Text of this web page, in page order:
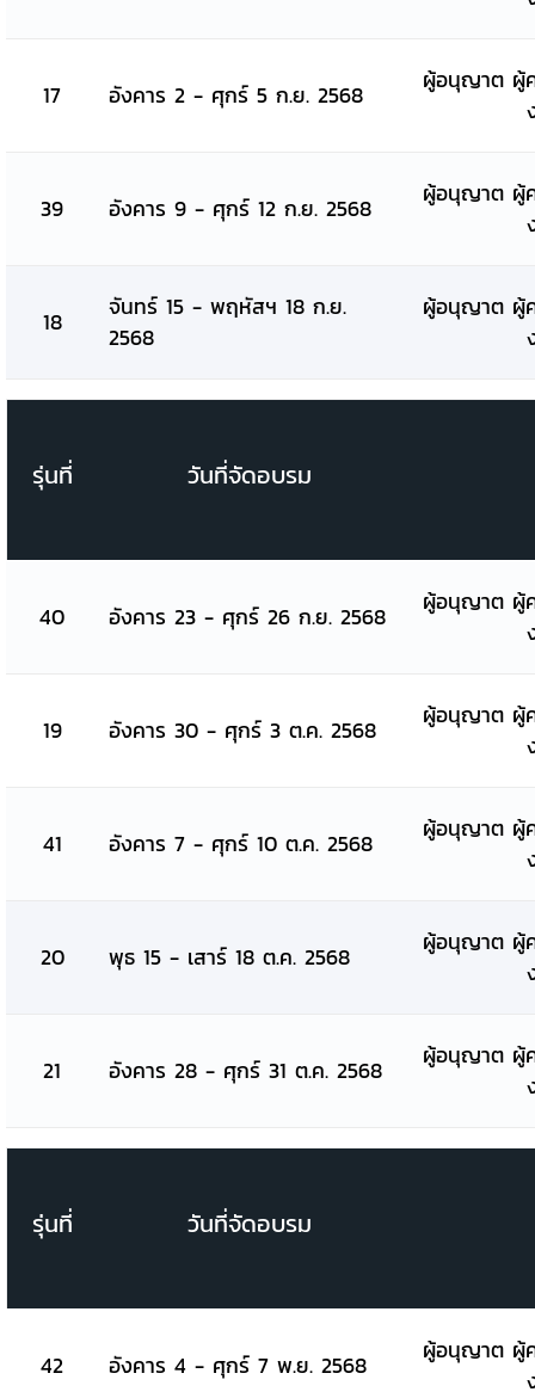
17 อังคาร 2 - ศุกร์ 5 ก.ย. 2568
ผู้อนุญาต ผู้
39 อังคาร 9 - ศุกร์ 12 ก.ย. 2568
ผู้อนุญาต ผู้
18
จันทร์ 15 - พฤหัสฯ 18 ก.ย.
2568
ผู้อนุญาต ผู้
รุ่นที่ วันที่จัดอบรม
40 อังคาร 23 - ศุกร์ 26 ก.ย. 2568
ผู้อนุญาต ผู้
19 อังคาร 30 - ศุกร์ 3 ต.ค. 2568
ผู้อนุญาต ผู้
41 อังคาร 7 - ศุกร์ 10 ต.ค. 2568
ผู้อนุญาต ผู้
20 พุธ 15 - เสาร์ 18 ต.ค. 2568
ผู้อนุญาต ผู้
21 อังคาร 28 - ศุกร์ 31 ต.ค. 2568
ผู้อนุญาต ผู้
รุ่นที่ วันที่จัดอบรม
42 อังคาร 4 - ศุกร์ 7 พ.ย. 2568
ผู้อนุญาต ผู้